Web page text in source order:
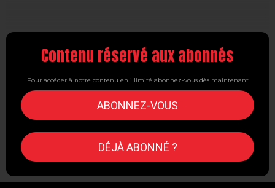
Contenu réservé aux abonnés
Pour accéder à notre contenu en illimité abonnez-vous dès maintenant
ABONNEZ-VOUS
DÉJÀ ABONNÉ ?